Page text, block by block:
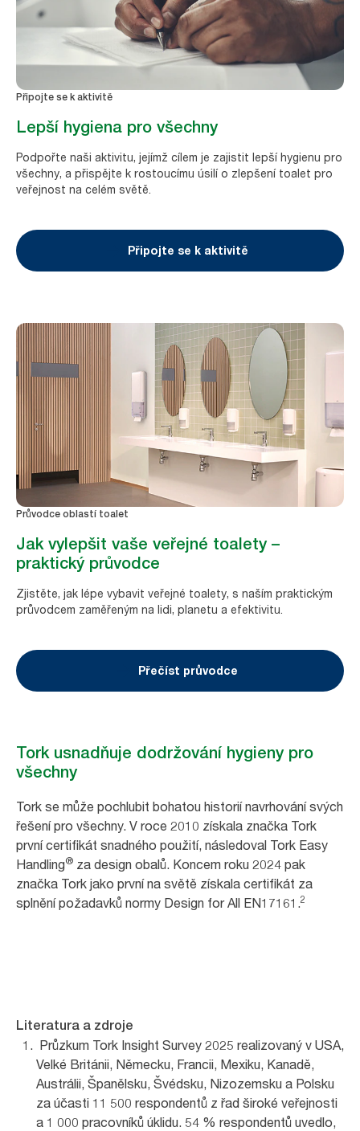
Připojte se k aktivitě
Lepší hygiena pro všechny
Podpořte naši aktivitu, jejímž cílem je zajistit lepší hygienu pro
všechny, a přispějte k rostoucímu úsilí o zlepšení toalet pro
veřejnost na celém světě.
Připojte se k aktivitě
Průvodce oblastí toalet
Jak vylepšit vaše veřejné toalety –
praktický průvodce
Zjistěte, jak lépe vybavit veřejné toalety, s naším praktickým
průvodcem zaměřeným na lidi, planetu a efektivitu.
Přečíst průvodce
Tork usnadňuje dodržování hygieny pro
všechny
Tork se může pochlubit bohatou historií navrhování svých
řešení pro všechny. V roce 2010 získala značka Tork
první certifikát snadného použití, následoval Tork Easy
Handling® za design obalů. Koncem roku 2024 pak
značka Tork jako první na světě získala certifikát za
splnění požadavků normy Design for All EN17161.2
Literatura a zdroje
Průzkum Tork Insight Survey 2025 realizovaný v USA,
Velké Británii, Německu, Francii, Mexiku, Kanadě,
Austrálii, Španělsku, Švédsku, Nizozemsku a Polsku
za účasti 11 500 respondentů z řad široké veřejnosti
a 1 000 pracovníků úklidu. 54 % respondentů uvedlo,